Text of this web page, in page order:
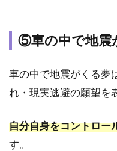
隠れる
夢
【登
場人
別】
地震
⑤車の中で地震
車の中で地震がくる夢
れ・現実逃避の願望を
自分自身をコントロー
す。